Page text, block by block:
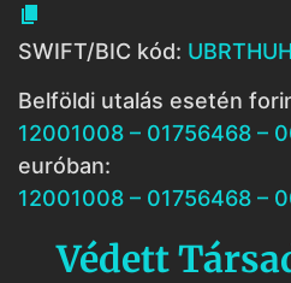

SWIFT/BIC kód:
Belföldi utalás esetén
12001008 – 01756468 –
euróban:
12001008 – 01756468 –
Védett